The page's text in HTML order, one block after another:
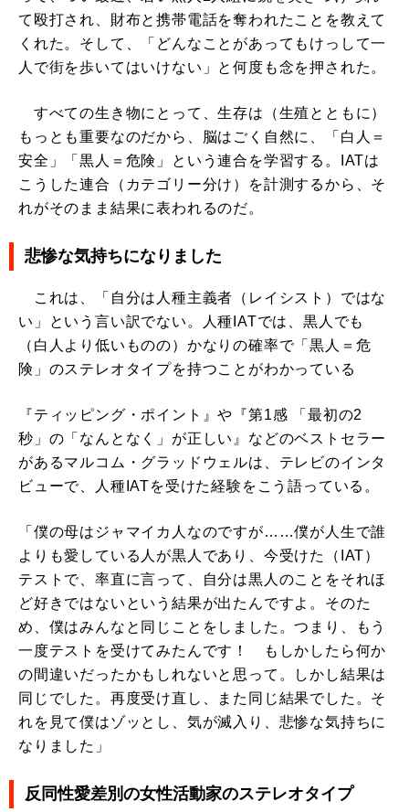
て殴打され、財布と携帯電話を奪われたことを教えて
くれた。そして、「どんなことがあってもけっして一
人で街を歩いてはいけない」と何度も念を押された。
すべての生き物にとって、生存は（生殖とともに）
もっとも重要なのだから、脳はごく自然に、「白人＝
安全」「黒人＝危険」という連合を学習する。IATは
こうした連合（カテゴリー分け）を計測するから、そ
れがそのまま結果に表われるのだ。
悲惨な気持ちになりました
これは、「自分は人種主義者（レイシスト）ではな
い」という言い訳でない。人種IATでは、黒人でも
（白人より低いものの）かなりの確率で「黒人＝危
険」のステレオタイプを持つことがわかっている
『ティッピング・ポイント』や『第1感 「最初の2
秒」の「なんとなく」が正しい』などのベストセラー
があるマルコム・グラッドウェルは、テレビのインタ
ビューで、人種IATを受けた経験をこう語っている。
「僕の母はジャマイカ人なのですが……僕が人生で誰
よりも愛している人が黒人であり、今受けた（IAT）
テストで、率直に言って、自分は黒人のことをそれほ
ど好きではないという結果が出たんですよ。そのた
め、僕はみんなと同じことをしました。つまり、もう
一度テストを受けてみたんです！ もしかしたら何か
の間違いだったかもしれないと思って。しかし結果は
同じでした。再度受け直し、また同じ結果でした。そ
れを見て僕はゾッとし、気が滅入り、悲惨な気持ちに
なりました」
反同性愛差別の女性活動家のステレオタイプ